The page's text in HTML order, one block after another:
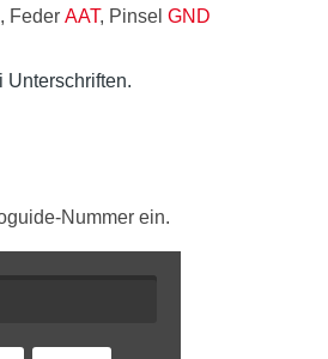
, Feder AAT, Pinsel GND
Unterschriften.
Nummer ein.